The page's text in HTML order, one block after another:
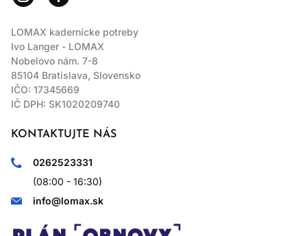
LOMAX kadernícke potreby
Ivo Langer - LOMAX
Nobelovo nám. 7-8
85104 Bratislava, Slovensko
IČO: 17345669
IČ DPH: SK1020209740
KONTAKTUJTE NÁS
0262523331
(08:00 - 16:30)
info@lomax.sk